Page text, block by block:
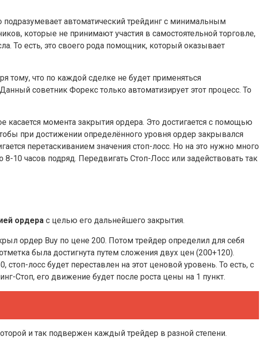
подразумевает автоматический трейдинг с минимальным
которые не принимают участия в самостоятельной торговле,
То есть, это своего рода помощник, который оказывает
тому, что по каждой сделке не будет применяться
советник Форекс только автоматизирует этот процесс. То
момента закрытия ордера. Это достигается с помощью
при достижении определённого уровня ордер закрывался
перетаскиванием значения стоп-лосс. Но на это нужно много
10 часов подряд. Передвигать Стоп-Лосс или задействовать так
ордера с целью его дальнейшего закрытия.
ордер Buy по цене 200. Потом трейдер определил для себя
была достигнута путем сложения двух цен (200+120).
лосс будет переставлен на этот ценовой уровень. То есть, с
Стоп, его движение будет после роста цены на 1 пункт.
и так подвержен каждый трейдер в разной степени.